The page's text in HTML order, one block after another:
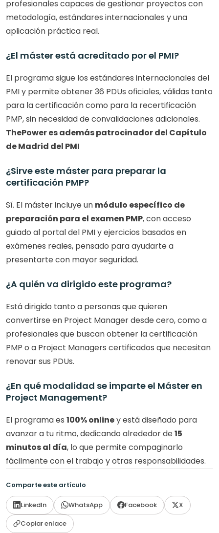
profesionales capaces de gestionar proyectos con
metodología, estándares internacionales y una
aplicación práctica real.
¿El máster está acreditado por el PMI?
El programa sigue los estándares internacionales del
PMI y permite obtener 36 PDUs oficiales, válidas tanto
para la certificación como para la recertificación
ThePower es además patrocinador del Capítulo
de Madrid del PMI
¿Sirve este máster para preparar la
certificación PMP?
Sí. El máster incluye un módulo específico de
preparación para el examen PMP, con acceso
guiado al portal del PMI y ejercicios basados en
exámenes reales, pensado para ayudarte a
presentarte con mayor seguridad.
¿A quién va dirigido este programa?
Está dirigido tanto a personas que quieren
convertirse en Project Manager desde cero, como a
profesionales que buscan obtener la certificación
PMP o a Project Managers certificados que necesitan
renovar sus PDUs.
¿En qué modalidad se imparte el Máster en
Project Management?
El programa es 100% online y está diseñado para
avanzar a tu ritmo, dedicando alrededor de 15
minutos al día, lo que permite compaginarlo
fácilmente con el trabajo y otras responsabilidades.
Comparte este artículo
LinkedIn WhatsApp Facebook
X
Copiar enlace